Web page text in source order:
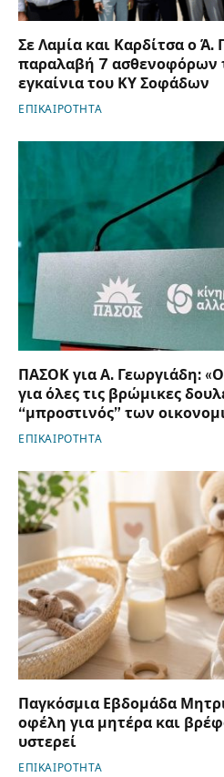
Σε Λαμία και Καρδίτσα ο Ά.
παραλαβή 7 ασθενοφόρων
εγκαίνια του ΚΥ Σοφάδων
ΕΠΙΚΑΙΡΟΤΗΤΑ
ΠΑΣΟΚ για Α. Γεωργιάδη:
για όλες τις βρώμικες
“μπροστινός” των
ΕΠΙΚΑΙΡΟΤΗΤΑ
Παγκόσμια Εβδομάδα
οφέλη για μητέρα και
υστερεί
ΕΠΙΚΑΙΡΟΤΗΤΑ